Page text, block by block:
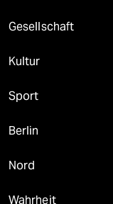
Gesellschaft
Kultur
Sport
Berlin
Nord
Wahrheit